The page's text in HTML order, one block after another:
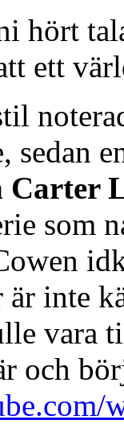
hört
ett
sedan
Carter
som
är inte
vara
och